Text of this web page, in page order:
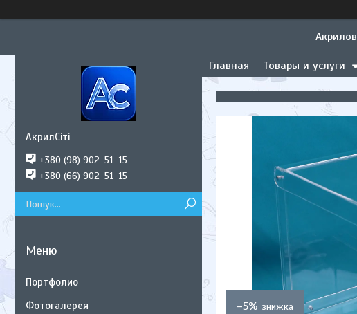
Главная Товары и услуги
–5%
АкрилСіті
+380 (98) 902-51-15
+380 (66) 902-51-15
Портфолио
Фотогалерея